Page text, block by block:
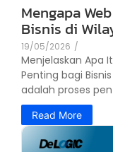
Mengapa
Bisnis di
19/05/2026 /
Menjelaskan Apa
Penting bagi
adalah proses
Read More